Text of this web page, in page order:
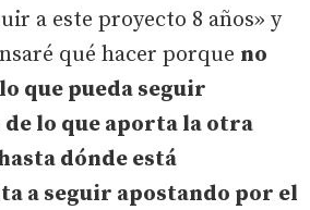
a este proyecto 8 años» y
qué hacer porque no
que pueda seguir
lo que aporta la otra
dónde está
a seguir apostando por el